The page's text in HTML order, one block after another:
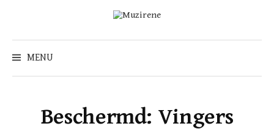
content
MENU
Zoeken
Beschermd: Vingers